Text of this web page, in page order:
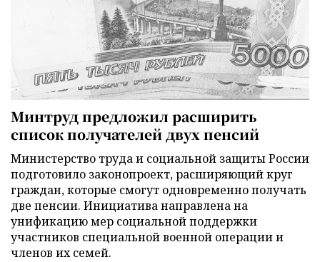
Минтруд предложил расширить
список получателей двух пенсий
Министерство труда и социальной защиты России
подготовило законопроект, расширяющий круг
граждан, которые смогут одновременно получать
две пенсии. Инициатива направлена на
унификацию мер социальной поддержки
участников специальной военной операции и
членов их семей.